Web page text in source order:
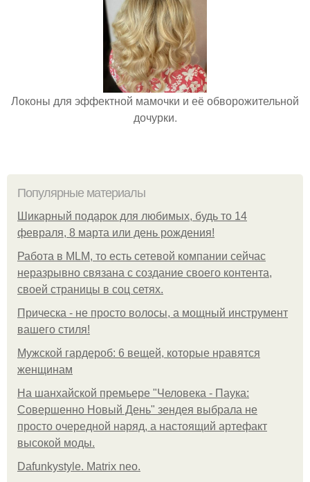
Локоны для эффектной мамочки и её обворожительной
дочурки.
Популярные материалы
Шикарный подарок для любимых, будь то 14
февраля, 8 марта или день рождения!
Работа в MLM, то есть сетевой компании сейчас
неразрывно связана с создание своего контента,
своей страницы в соц сетях.
Прическа - не просто волосы, а мощный инструмент
вашего стиля!
Мужской гардероб: 6 вещей, которые нравятся
женщинам
На шанхайской премьере "Человека - Паука:
Совершенно Новый День" зендея выбрала не
просто очередной наряд, а настоящий артефакт
высокой моды.
Dafunkystyle. Matrix neo.